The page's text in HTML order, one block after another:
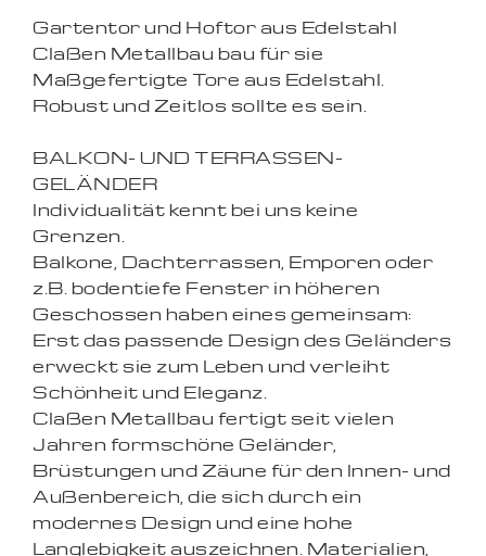
Gartentor und Hoftor aus Edelstahl
Claßen Metallbau bau für sie
Maßgefertigte Tore aus Edelstahl.
Robust und Zeitlos sollte es sein.
BALKON- UND TERRASSEN-
GELÄNDER
Individualität kennt bei uns keine
Grenzen.
Balkone, Dachterrassen, Emporen oder
z.B. bodentiefe Fenster in höheren
Geschossen haben eines gemeinsam:
Erst das passende Design des Geländers
erweckt sie zum Leben und verleiht
Schönheit und Eleganz.
Claßen Metallbau fertigt seit vielen
Jahren formschöne Geländer,
Brüstungen und Zäune für den Innen- und
Außenbereich, die sich durch ein
modernes Design und eine hohe
Langlebigkeit auszeichnen. Materialien,